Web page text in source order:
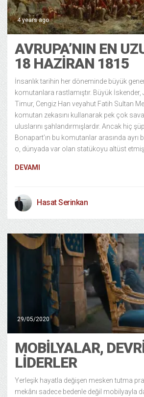
4 years ago
AVRUPA’NIN EN
18 HAZIRAN 1815
İnsanlık tarihin her döneminde büyük
komutanlara rastlamıştır. Büyük İskender,
Timur, Cengiz Han veyahut Fatih Sultan
komutan zekasını kullanarak pek çok
uluslarını şahlandırmışlardır. Ancak hiç
Bonapart’ın bu komutanlar arasında ayrı
o, dünyada var olan statükoyu altüst etmiş
DEVAMI
Hasat Serinkan
29/05/2020
MOBILYALAR,
LIDERLER
Yerleşik hayatla değişen mesken tutma
mekânı sadece bedenle değil mobilyayla